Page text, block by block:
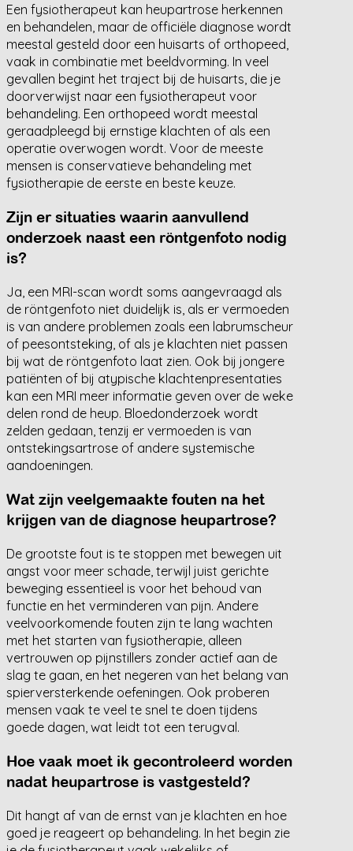
Een fysiotherapeut kan heupartrose herkennen
en behandelen, maar de officiële diagnose wordt
meestal gesteld door een huisarts of orthopeed,
vaak in combinatie met beeldvorming. In veel
gevallen begint het traject bij de huisarts, die je
doorverwijst naar een fysiotherapeut voor
behandeling. Een orthopeed wordt meestal
geraadpleegd bij ernstige klachten of als een
operatie overwogen wordt. Voor de meeste
mensen is conservatieve behandeling met
fysiotherapie de eerste en beste keuze.
Zijn er situaties waarin aanvullend
onderzoek naast een röntgenfoto nodig
is?
Ja, een MRI-scan wordt soms aangevraagd als
de röntgenfoto niet duidelijk is, als er vermoeden
is van andere problemen zoals een labrumscheur
of peesontsteking, of als je klachten niet passen
bij wat de röntgenfoto laat zien. Ook bij jongere
patiënten of bij atypische klachtenpresentaties
kan een MRI meer informatie geven over de weke
delen rond de heup. Bloedonderzoek wordt
zelden gedaan, tenzij er vermoeden is van
ontstekingsartrose of andere systemische
aandoeningen.
Wat zijn veelgemaakte fouten na het
krijgen van de diagnose heupartrose?
De grootste fout is te stoppen met bewegen uit
angst voor meer schade, terwijl juist gerichte
beweging essentieel is voor het behoud van
functie en het verminderen van pijn. Andere
veelvoorkomende fouten zijn te lang wachten
met het starten van fysiotherapie, alleen
vertrouwen op pijnstillers zonder actief aan de
slag te gaan, en het negeren van het belang van
spierversterkende oefeningen. Ook proberen
mensen vaak te veel te snel te doen tijdens
goede dagen, wat leidt tot een terugval.
Hoe vaak moet ik gecontroleerd worden
nadat heupartrose is vastgesteld?
Dit hangt af van de ernst van je klachten en hoe
goed je reageert op behandeling. In het begin zie